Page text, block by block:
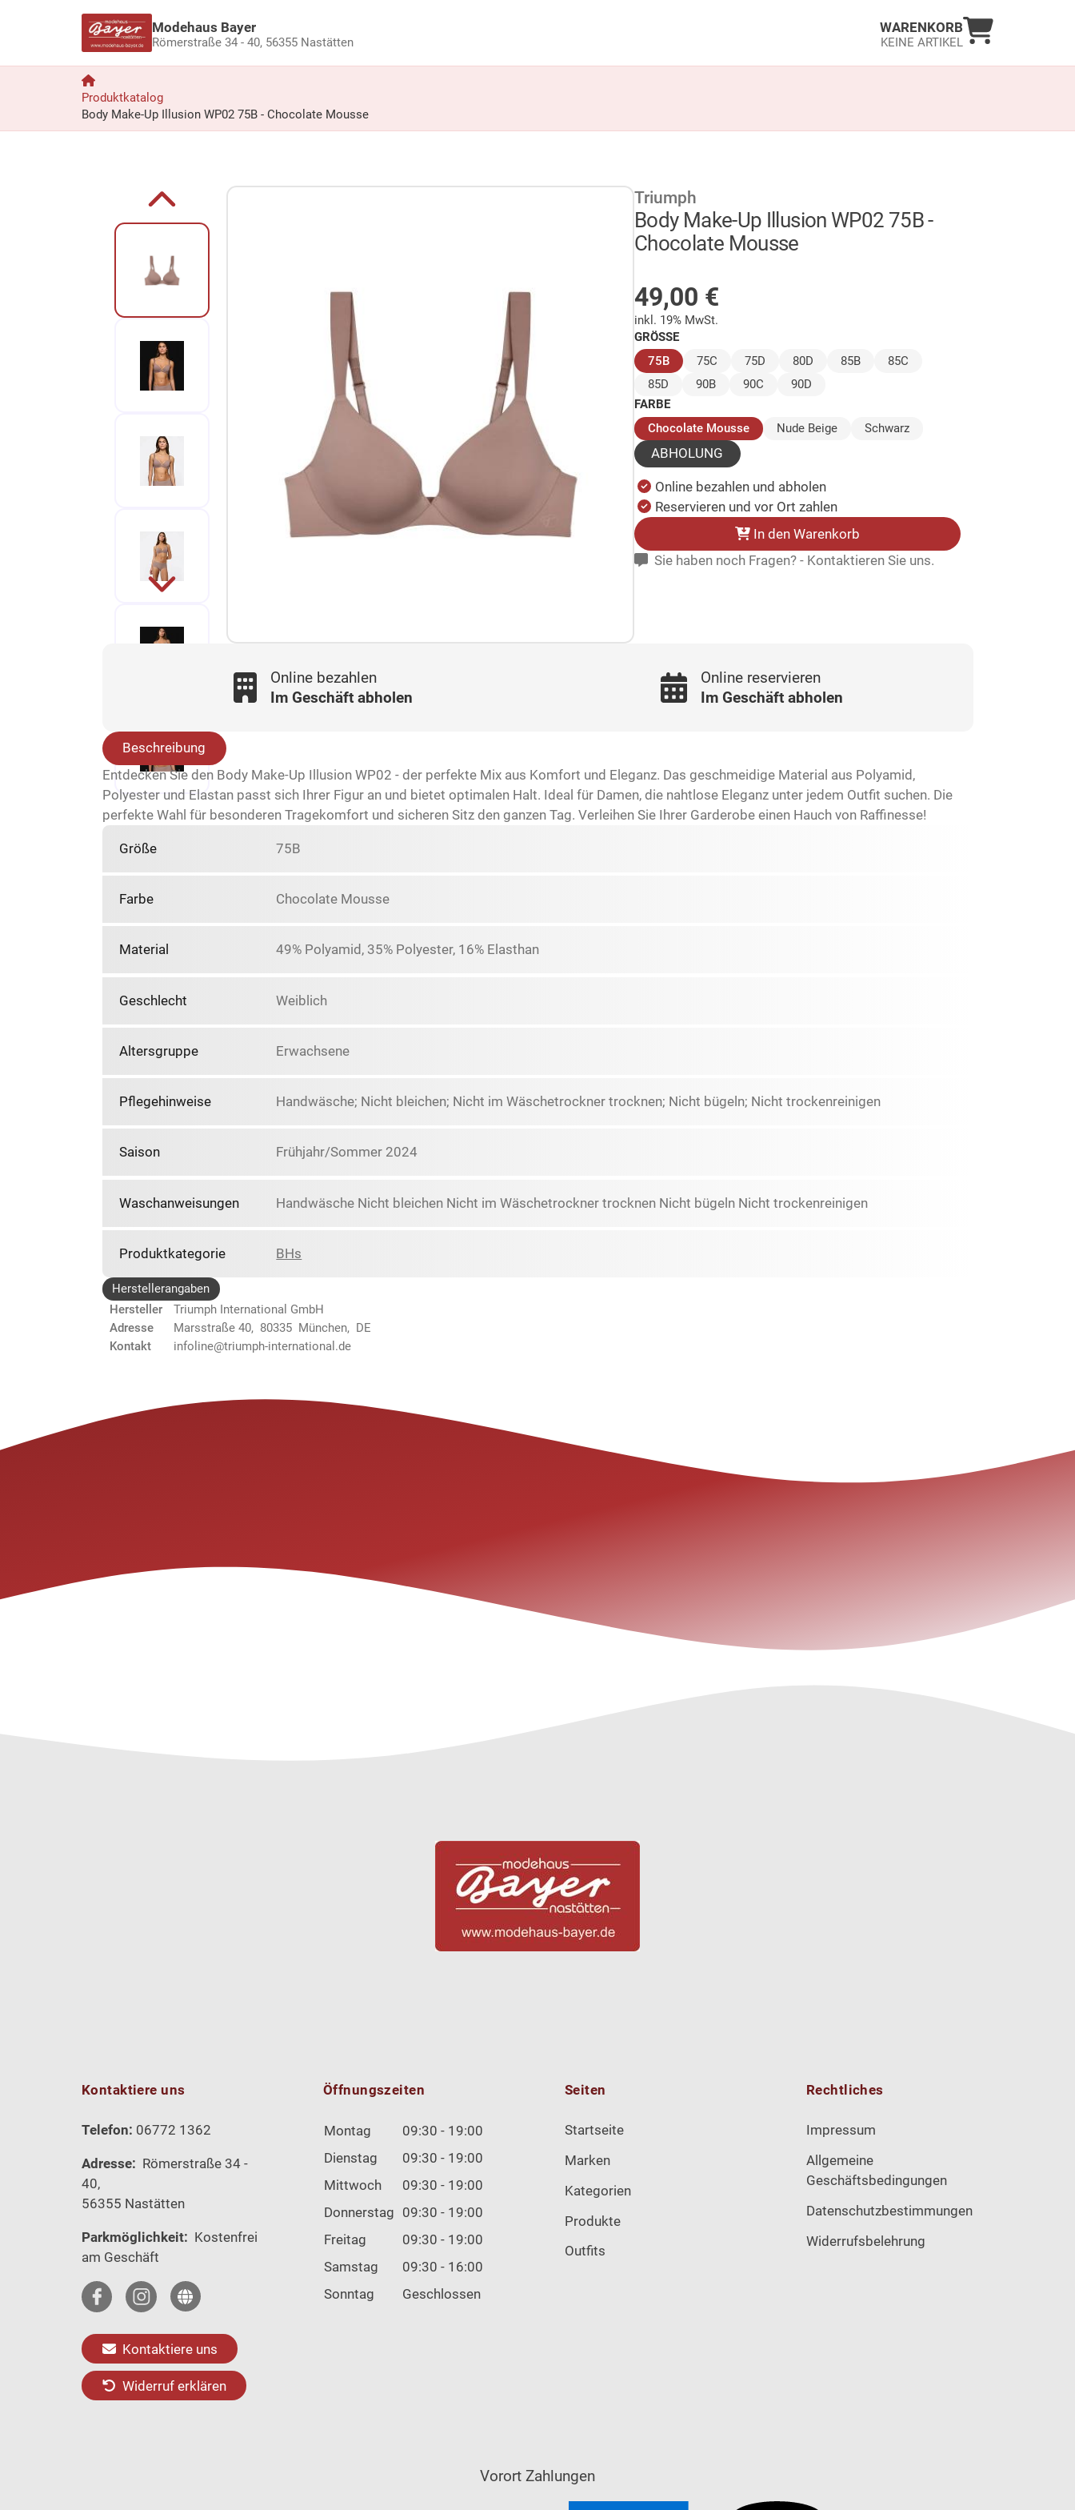
Modehaus Bayer
Römerstraße 34 - 40, 56355 Nastätten
WARENKORB
KEINE ARTIKEL
Warenkorb
Produktkatalog
Body Make-Up Illusion WP02 75B - Chocolate Mousse
Zur Produktbeschreibung springen Triumph
Body Make-Up Illusion WP02 75B -
Chocolate Mousse
49,00 €
inkl. 19% MwSt.
GRÖSSE
75B(ausgewählt)
75C 75D 80D 85B
85C
85D
90B 90C
90D
FARBE
Chocolate Mousse(ausgewählt)
Nude Beige Schwarz
ABHOLUNG
Online bezahlen und abholen
Reservieren und vor Ort zahlen
In den Warenkorb
Sie haben noch Fragen? - Kontaktieren Sie uns.
Online bezahlen
Im Geschäft abholen
Online reservieren
Im Geschäft abholen
Beschreibung
Entdecken Sie den Body Make-Up Illusion WP02 - der perfekte Mix aus Komfort und Eleganz. Das geschmeidige Material aus Polyamid,
Polyester und Elastan passt sich Ihrer Figur an und bietet optimalen Halt. Ideal für Damen, die nahtlose Eleganz unter jedem Outfit suchen. Die
perfekte Wahl für besonderen Tragekomfort und sicheren Sitz den ganzen Tag. Verleihen Sie Ihrer Garderobe einen Hauch von Raffinesse!
Größe 75B
Farbe Chocolate Mousse
Material 49% Polyamid, 35% Polyester, 16% Elasthan
Geschlecht Weiblich
Altersgruppe Erwachsene
Pflegehinweise Handwäsche; Nicht bleichen; Nicht im Wäschetrockner trocknen; Nicht bügeln; Nicht trockenreinigen
Saison Frühjahr/Sommer 2024
Waschanweisungen Handwäsche Nicht bleichen Nicht im Wäschetrockner trocknen Nicht bügeln Nicht trockenreinigen
Produktkategorie BHs
Herstellerangaben
Hersteller
Triumph International GmbH
Adresse
Marsstraße 40, 80335 München, DE
Kontakt
infoline@triumph-international.de
Kontaktiere uns
Telefon: 06772 1362
Adresse: Römerstraße 34 -
40,
56355 Nastätten
Parkmöglichkeit: Kostenfrei
am Geschäft
Kontaktiere uns
Widerruf erklären
Öffnungszeiten
Montag
09:30 - 19:00
Dienstag
09:30 - 19:00
Mittwoch
09:30 - 19:00
Donnerstag 09:30 - 19:00
Freitag
09:30 - 19:00
Samstag
09:30 - 16:00
Sonntag
Geschlossen
Seiten
Startseite
Marken
Kategorien
Produkte
Outfits
Rechtliches
Impressum
Allgemeine
Geschäftsbedingungen
Datenschutzbestimmungen
Widerrufsbelehrung
Vorort Zahlungen